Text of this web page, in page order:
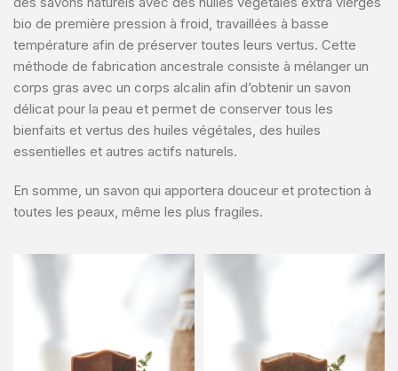
bio de première pression à froid, travaillées à basse
température afin de préserver toutes leurs vertus. Cette
méthode de fabrication ancestrale consiste à mélanger un
corps gras avec un corps alcalin afin d’obtenir un savon
délicat pour la peau et permet de conserver tous les
bienfaits et vertus des huiles végétales, des huiles
essentielles et autres actifs naturels.
En somme, un savon qui apportera douceur et protection à
toutes les peaux, même les plus fragiles.